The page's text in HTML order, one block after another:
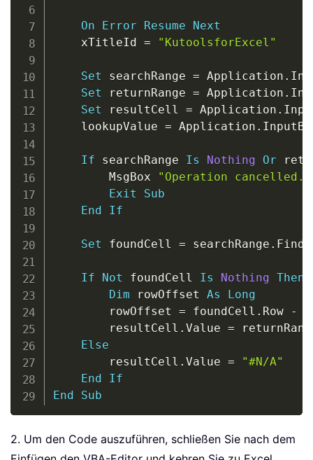
On Error Resume
Next
    xTitleId
= "KutoolsforExcel"
Set searchRange = Application .
Set returnRange = Application .
Set resultCell = Application .
    lookupValue
= Application .
If searchRange Is Nothing Or
        MsgBox
"Operation cancelled."
Exit
Sub
End
If
Set foundCell = searchRange . Find
If Not foundCell Is Nothing Then
Dim rowOffset As
Long
        rowOffset
= foundCell . Row -
        resultCell
. Value =
Else
        resultCell
. Value =
"#N/A"
End
If
End
Sub
2. Um den Code auszuführen, schließen Sie nach dem